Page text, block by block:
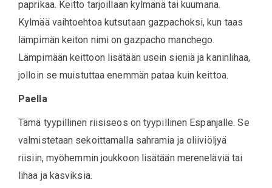
paprikaa. Keitto tarjoillaan kylmänä tai kuumana.
Kylmää vaihtoehtoa kutsutaan gazpachoksi, kun taas
lämpimän keiton nimi on gazpacho manchego.
Lämpimään keittoon lisätään usein sieniä ja kaninlihaa,
jolloin se muistuttaa enemmän pataa kuin keittoa.
Paella
Tämä tyypillinen riisiseos on tyypillinen Espanjalle. Se
valmistetaan sekoittamalla sahramia ja oliiviöljyä
riisiin, myöhemmin joukkoon lisätään mereneläviä tai
lihaa ja kasviksia.